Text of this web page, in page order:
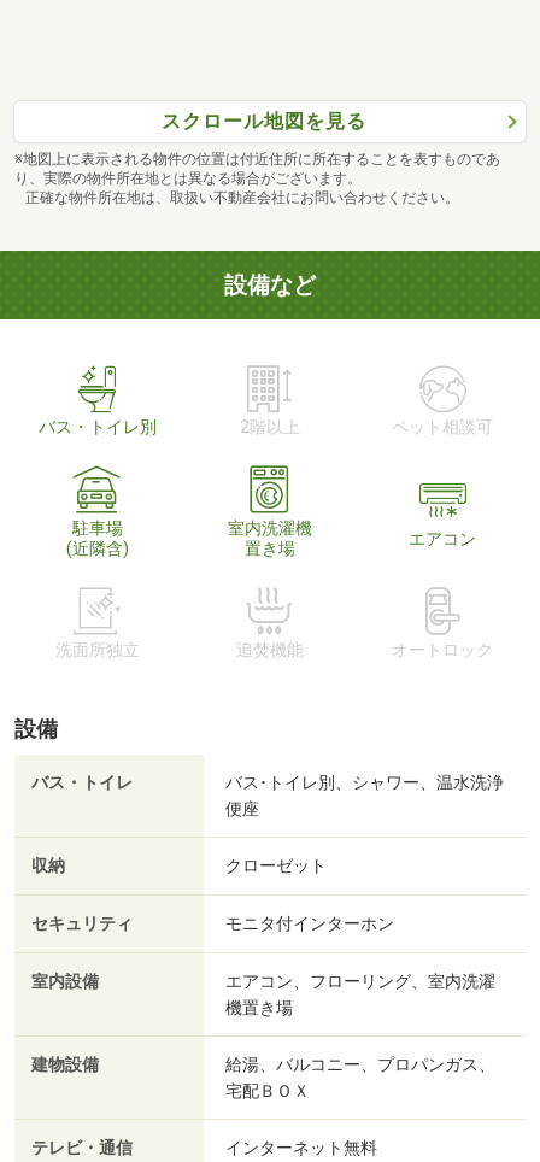
スクロール地図を見る
※地図上に表示される物件の位置は付近住所に所在することを表すものであ
り、実際の物件所在地とは異なる場合がございます。
正確な物件所在地は、取扱い不動産会社にお問い合わせください。
設備など
バス・トイレ別 2階以上 ペット相談可
駐車場
(近隣含)
室内洗濯機
置き場
エアコン
洗面所独立 追焚機能 オートロック
設備
バス・トイレ
バス･トイレ別、シャワー、温水洗浄
便座
収納 クローゼット
セキュリティ モニタ付インターホン
室内設備
エアコン、フローリング、室内洗濯
機置き場
建物設備
給湯、バルコニー、プロパンガス、
宅配ＢＯＸ
テレビ・通信 インターネット無料